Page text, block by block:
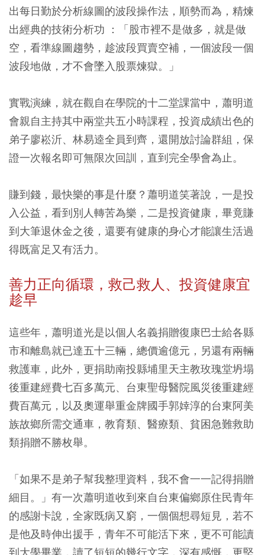
出每日勤於分析線圖的波段操作法，順勢而為，精煉
出經典的技術分析功 ：「股市裡不是做多，就是做
空，看準線圖趨勢，趁波段買賣空補，一個波段一個
波段地做，才不會墜入股票煉獄。」
實戰演練，就在觀自在學院的十二堂課當中，蕭明道
會親自主持其中兩堂共五小時課程，投資成績出色的
弟子廖崧沂、林易逵全員到齊，還開放討論群組，保
證一次報名即可無限次回訓，直到完全學會為止。
賺到錢，最快樂的事是什麼？蕭明道笑著說，一是投
入公益，看到別人轉苦為樂，二是投資健康，畢竟賺
到大筆退休金之後，還要有健康的身心才能讓生活過
得既富足又有活力。
善力正向循環，救己救人、投資健康宜
趁早
這些年，蕭明道光是以個人名義捐贈復康巴士給各縣
市和離島就已達五十三輛，總價逾億元，另還有兩輛
救護車，此外，更捐助南投縣埔里天主教玫瑰堂坍塌
後重建經費七百多萬元、台東聖母醫院風災後重建經
費百萬元，以及奧運舉重金牌國手郭婞淳的台東阿美
族故鄉所需交通車，教育類、醫療類、貧困急難救助
類捐贈不勝枚舉。
「如果不是弟子幫我整理資料，我不會一一記得捐贈
細目。」有一次蕭明道收到來自台東偏鄉原住民青年
的感謝卡說，全家既病又窮，一個個想尋短見，若不
是他及時伸出援手，青年不可能活下來，更不可能讀